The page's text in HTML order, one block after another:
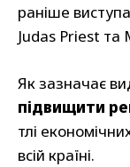
раніше
Judas Priest та
Як зазначає
підвищити
тлі
всій країні.